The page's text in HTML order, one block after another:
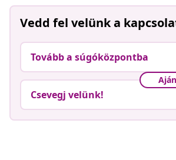
Vedd fel velünk a
Tovább a súgóközpontba
Csevegj velünk!